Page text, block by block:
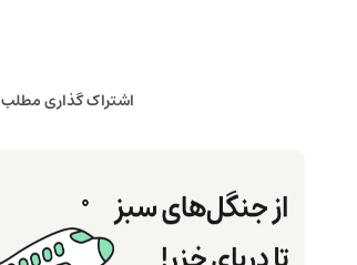
اشتراک گذاری مطلب